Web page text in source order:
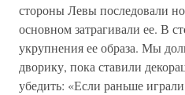
стороны Левы последовали
основном затрагивали ее. В
укрупнения ее образа. Мы
дворику, пока ставили
убедить: «Если раньше